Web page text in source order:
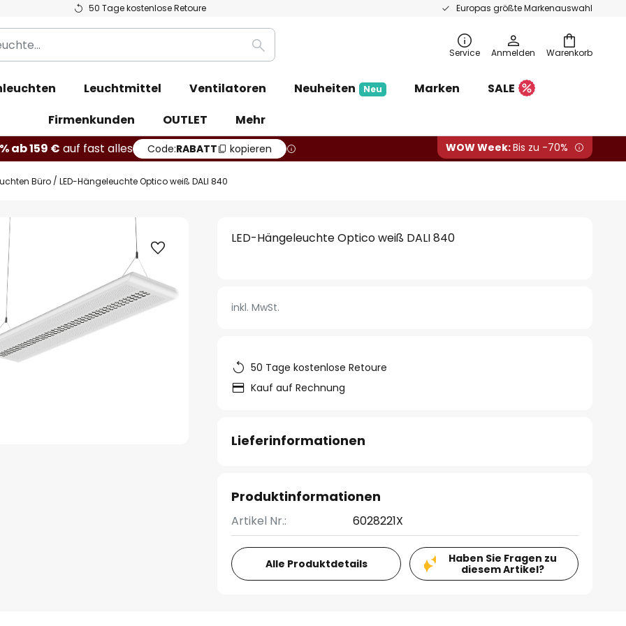
50 Tage kostenlose Retoure Europas größte Markenauswahl
Warenkorb
Suche Service Anmelden
Leuchtmittel Ventilatoren Neuheiten Neu Marken
SALE
Firmenkunden
OUTLET
Mehr
ab 159 € auf fast alles Code:RABATT kopieren WOW Week:Bis zu -70%
Büro LED-Hängeleuchte Optico weiß DALI 840
LED-Hängeleuchte Optico weiß DALI 840
inkl. MwSt.
50 Tage kostenlose Retoure
Kauf auf Rechnung
Lieferinformationen
Produktinformationen
Artikel Nr.: 6028221X
Alle Produktdetails
Haben Sie Fragen zu
diesem Artikel?